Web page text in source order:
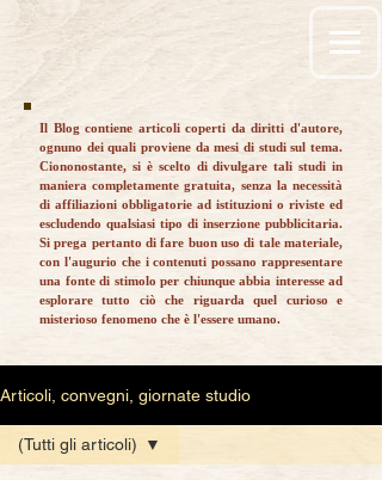
Il Blog contiene articoli coperti da diritti d'autore,
ognuno dei quali proviene da mesi di studi sul tema.
Ciononostante, si è scelto di divulgare tali studi in
maniera completamente gratuita, senza la necessità
di affiliazioni obbligatorie ad istituzioni o riviste ed
escludendo qualsiasi tipo di inserzione pubblicitaria.
Si prega pertanto di fare buon uso di tale materiale,
con l'augurio che i contenuti possano rappresentare
una fonte di stimolo per chiunque abbia interesse ad
esplorare tutto ciò che riguarda quel curioso e
misterioso fenomeno che è l'essere umano.
Articoli, convegni, giornate studio
(Tutti gli articoli)